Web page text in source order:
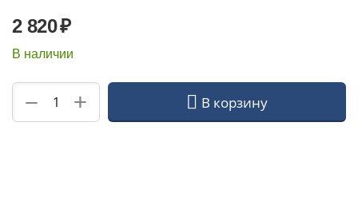
2 820₽
В наличии
+
− В корзину